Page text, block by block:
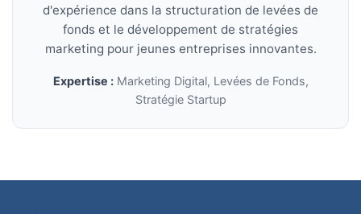
d'expérience dans la structuration de levées de
fonds et le développement de stratégies
marketing pour jeunes entreprises innovantes.
Expertise :Marketing Digital, Levées de Fonds,
Stratégie Startup